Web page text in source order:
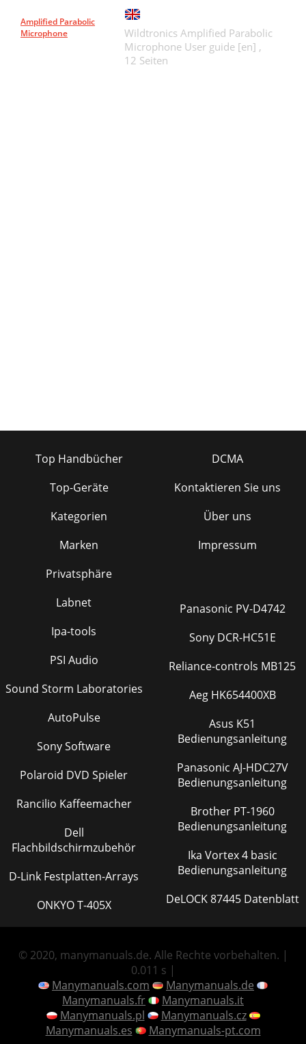
Amplified Parabolic
Microphone
Wildtronics Amplified Parabolic
Microphone User guide [en] ,
12 Seiten
Top Handbücher
Top-Geräte
Kategorien
Marken
Privatsphäre
DCMA
Kontaktieren Sie uns
Über uns
Impressum
Labnet
Ipa-tools
PSI Audio
Sound Storm Laboratories
AutoPulse
Sony Software
Polaroid DVD Spieler
Rancilio Kaffeemacher
Dell
Flachbildschirmzubehör
D-Link Festplatten-Arrays
ONKYO T-405X
Panasonic PV-D4742
Sony DCR-HC51E
Reliance-controls MB125
Aeg HK654400XB
Asus K51
Bedienungsanleitung
Panasonic AJ-HDC27V
Bedienungsanleitung
Brother PT-1960
Bedienungsanleitung
Ika Vortex 4 basic
Bedienungsanleitung
DeLOCK 87445 Datenblatt
© 2020, manymanuals.de. Alle Rechte vorbehalten. |
0.011 s |
Manymanuals.com
Manymanuals.de
Manymanuals.fr
Manymanuals.it
Manymanuals.pl
Manymanuals.cz
Manymanuals.es
Manymanuals-pt.com